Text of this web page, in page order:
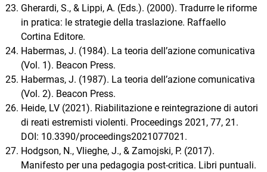
Gherardi, S., & Lippi, A. (Eds.). (2000). Tradurre le riforme
in pratica: le strategie della traslazione. Raffaello
Cortina Editore.
Habermas, J. (1984). La teoria dell’azione comunicativa
(Vol. 1). Beacon Press.
Habermas, J. (1987). La teoria dell’azione comunicativa
(Vol. 2). Beacon Press.
Heide, LV (2021). Riabilitazione e reintegrazione di autori
di reati estremisti violenti. Proceedings 2021, 77, 21.
DOI: 10.3390/proceedings2021077021.
Hodgson, N., Vlieghe, J., & Zamojski, P. (2017).
Manifesto per una pedagogia post-critica. Libri puntuali.